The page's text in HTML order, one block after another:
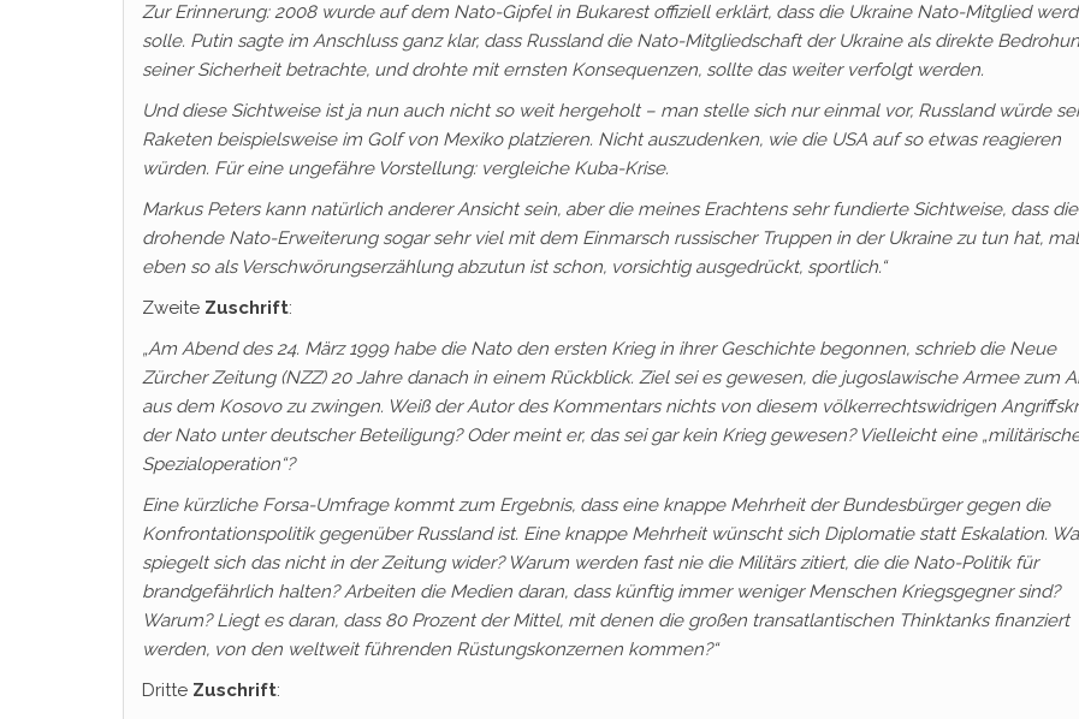
Zur Erinnerung: 2008 wurde auf dem Nato-Gipfel in Bukarest offiziell erklärt, dass die Ukraine Nato-Mitglied
solle. Putin sagte im Anschluss ganz klar, dass Russland die Nato-Mitgliedschaft der Ukraine als direkte
seiner Sicherheit betrachte, und drohte mit ernsten Konsequenzen, sollte das weiter verfolgt werden.
Und diese Sichtweise ist ja nun auch nicht so weit hergeholt – man stelle sich nur einmal vor, Russland würde
Raketen beispielsweise im Golf von Mexiko platzieren. Nicht auszudenken, wie die USA auf so etwas reagieren
würden. Für eine ungefähre Vorstellung: vergleiche Kuba-Krise.
Markus Peters kann natürlich anderer Ansicht sein, aber die meines Erachtens sehr fundierte Sichtweise, dass die
drohende Nato-Erweiterung sogar sehr viel mit dem Einmarsch russischer Truppen in der Ukraine zu tun hat, mal
eben so als Verschwörungserzählung abzutun ist schon, vorsichtig ausgedrückt, sportlich.“
Zweite Zuschrift:
„Am Abend des 24. März 1999 habe die Nato den ersten Krieg in ihrer Geschichte begonnen, schrieb die Neue
Zürcher Zeitung (NZZ) 20 Jahre danach in einem Rückblick. Ziel sei es gewesen, die jugoslawische Armee zum
aus dem Kosovo zu zwingen. Weiß der Autor des Kommentars nichts von diesem völkerrechtswidrigen
der Nato unter deutscher Beteiligung? Oder meint er, das sei gar kein Krieg gewesen? Vielleicht eine
Spezialoperation“?
Eine kürzliche Forsa-Umfrage kommt zum Ergebnis, dass eine knappe Mehrheit der Bundesbürger gegen die
Konfrontationspolitik gegenüber Russland ist. Eine knappe Mehrheit wünscht sich Diplomatie statt Eskalation.
spiegelt sich das nicht in der Zeitung wider? Warum werden fast nie die Militärs zitiert, die die Nato-Politik für
brandgefährlich halten? Arbeiten die Medien daran, dass künftig immer weniger Menschen Kriegsgegner sind?
Warum? Liegt es daran, dass 80 Prozent der Mittel, mit denen die großen transatlantischen Thinktanks finanziert
werden, von den weltweit führenden Rüstungskonzernen kommen?“
Dritte Zuschrift: